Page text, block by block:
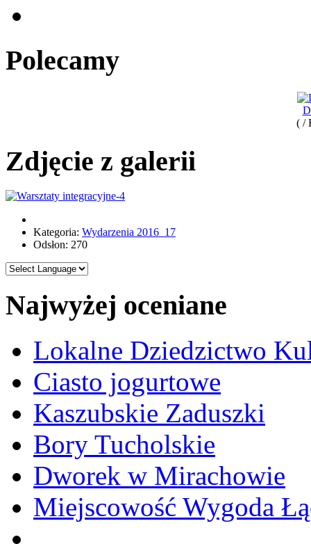
Polecamy
( /
Zdjęcie z galerii
Kategoria: Wydarzenia 2016_17
Odsłon: 270
Najwyżej oceniane
Lokalne Dziedzictwo
Ciasto jogurtowe
Kaszubskie Zaduszki
Bory Tucholskie
Dworek w Mirachowie
Miejscowość Wygoda